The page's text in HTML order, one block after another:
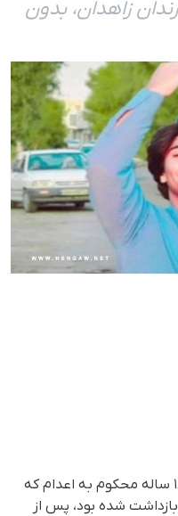
زاهدان، بدون
شعیب میربلوچ‌ زهی ریگی، زندانی ١٨ ساله محکوم به اعدام که
شده بود، پس از